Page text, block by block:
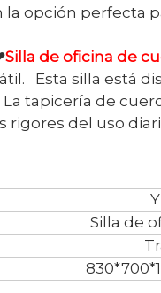
opción perfecta
Silla de oficina de
Esta silla está
tapicería de
rigores del uso
Silla de